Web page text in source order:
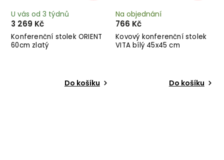
Konferenční stolek ORIENT
60cm zlatý
U vás od 3 týdnů
3 269 Kč
Do košíku
Kovový konferenční stolek
VITA bílý 45x45 cm
Na objednání
766 Kč
Do košíku